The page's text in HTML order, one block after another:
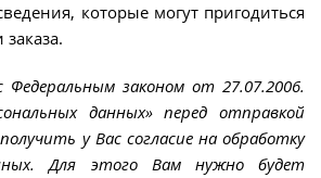
которые могут пригодиться
законом от 27.07.2006.
данных» перед отправкой
у Вас согласие на обработку
Для этого Вам нужно будет